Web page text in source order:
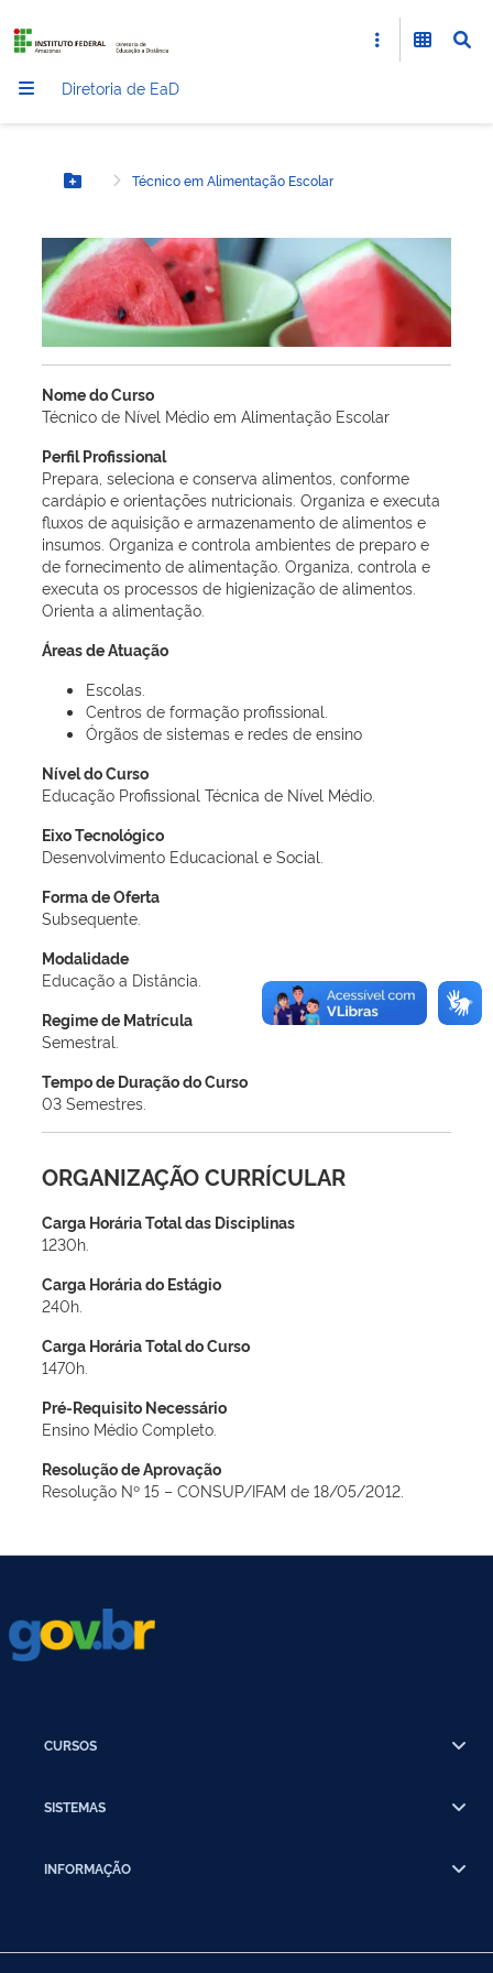
Diretoria de EaD
Botão MenuTécnico em Alimentação Escolar
Nome do Curso
Técnico de Nível Médio em Alimentação Escolar
Perfil Profissional
Prepara, seleciona e conserva alimentos, conforme
cardápio e orientações nutricionais. Organiza e executa
fluxos de aquisição e armazenamento de alimentos e
insumos. Organiza e controla ambientes de preparo e
de fornecimento de alimentação. Organiza, controla e
executa os processos de higienização de alimentos.
Orienta a alimentação.
Áreas de Atuação
Escolas.
Centros de formação profissional.
Órgãos de sistemas e redes de ensino
Nível do Curso
Educação Profissional Técnica de Nível Médio.
Eixo Tecnológico
Desenvolvimento Educacional e Social.
Forma de Oferta
Subsequente.
Modalidade
Educação a Distância.
Regime de Matrícula
Semestral.
Tempo de Duração do Curso
03 Semestres.
ORGANIZAÇÃO CURRÍCULAR
Carga Horária Total das Disciplinas
1230h.
Carga Horária do Estágio
240h.
Carga Horária Total do Curso
1470h.
Pré-Requisito Necessário
Ensino Médio Completo.
Resolução de Aprovação
Resolução Nº 15 – CONSUP/IFAM de 18/05/2012.
CURSOS
SISTEMAS
INFORMAÇÃO